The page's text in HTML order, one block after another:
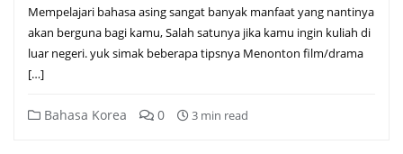
Mempelajari bahasa asing sangat banyak manfaat yang nantinya
akan berguna bagi kamu, Salah satunya jika kamu ingin kuliah di
luar negeri. yuk simak beberapa tipsnya Menonton film/drama
[…]
Bahasa Korea 0 3 min read